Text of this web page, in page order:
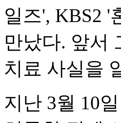
일즈', KBS2 '
만났다. 앞서
치료 사실을
지난 3월 10